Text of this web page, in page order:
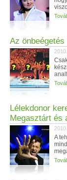
Az
Lélekdonor
Megasztárt és
A